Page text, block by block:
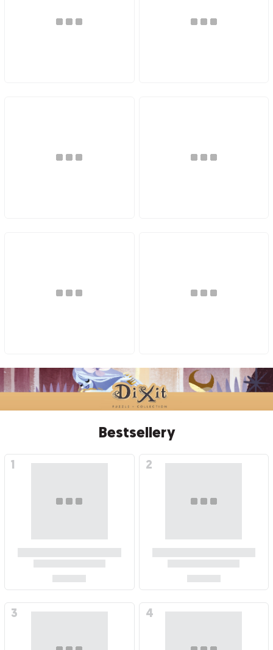
Bestsellery